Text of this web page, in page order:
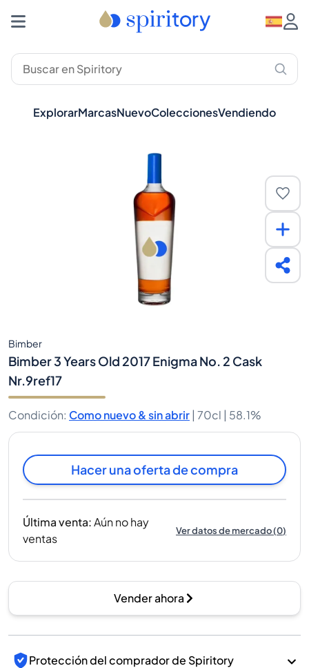
ExplorarMarcasNuevoColeccionesVendiendo
Bimber
Bimber 3 Years Old 2017 Enigma No. 2 Cask
Nr.9ref17
Condición: Como nuevo & sin abrir | 70cl | 58.1%
Hacer una oferta de compra
Última venta:Aún no hay
ventas
Ver datos de mercado(0)
Vender ahora
Protección del comprador de Spiritory